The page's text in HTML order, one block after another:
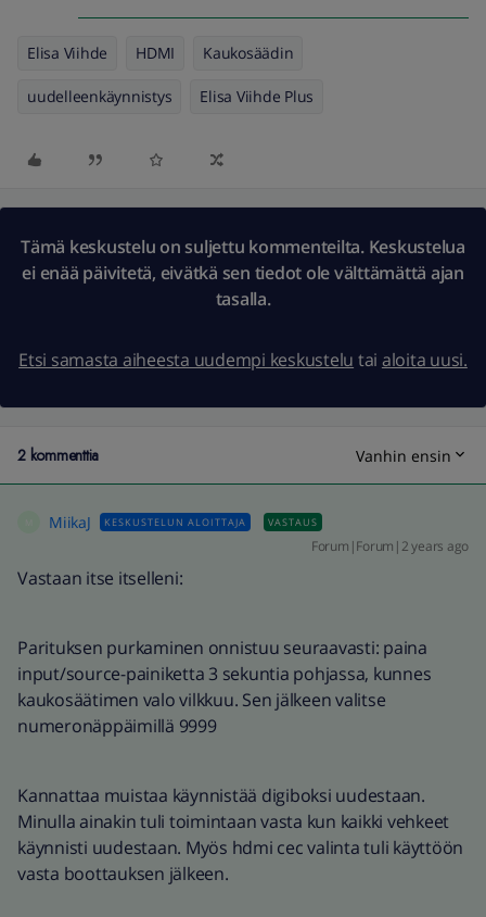
Elisa Viihde HDMI Kaukosäädin
uudelleenkäynnistys Elisa Viihde Plus
Tämä keskustelu on suljettu kommenteilta. Keskustelua
ei enää päivitetä, eivätkä sen tiedot ole välttämättä ajan
tasalla.
Etsi samasta aiheesta uudempi keskustelu tai aloita uusi.
2 kommenttia Vanhin ensin
MiikaJ KESKUSTELUN ALOITTAJA VASTAUS
Forum|Forum|2 years ago
Vastaan itse itselleni:
Parituksen purkaminen onnistuu seuraavasti: paina
input/source-painiketta 3 sekuntia pohjassa, kunnes
kaukosäätimen valo vilkkuu. Sen jälkeen valitse
numeronäppäimillä 9999
Kannattaa muistaa käynnistää digiboksi uudestaan.
Minulla ainakin tuli toimintaan vasta kun kaikki vehkeet
käynnisti uudestaan. Myös hdmi cec valinta tuli käyttöön
vasta boottauksen jälkeen.